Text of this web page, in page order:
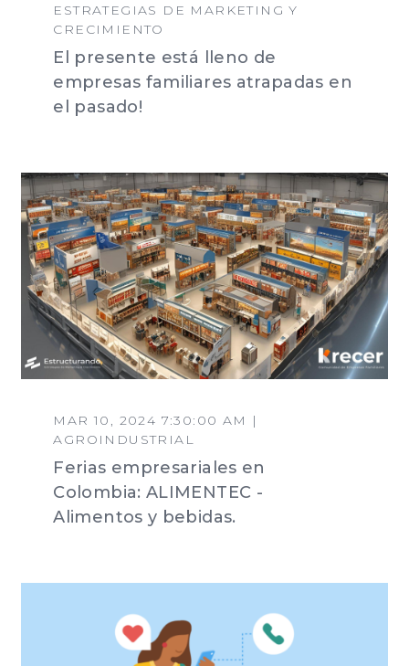
ESTRATEGIAS DE MARKETING Y
CRECIMIENTO
El presente está lleno de
empresas familiares atrapadas en
el pasado!
MAR 10, 2024 7:30:00 AM |
AGROINDUSTRIAL
Ferias empresariales en
Colombia: ALIMENTEC -
Alimentos y bebidas.